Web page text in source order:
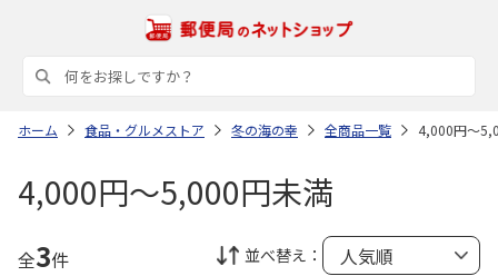
ホーム 食品・グルメストア 冬の海の幸 全商品一覧 4,000円～
4,000円～5,000円未満
全3件 並べ替え：